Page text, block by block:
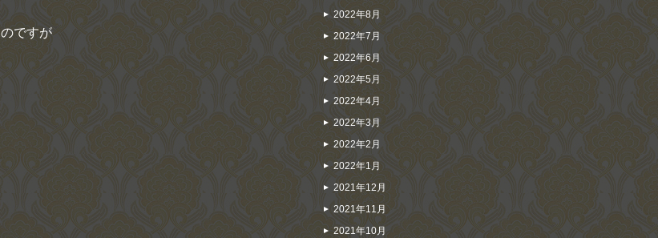
ですが
2022年8月
2022年7月
2022年6月
2022年5月
2022年4月
2022年3月
2022年2月
2022年1月
2021年12月
2021年11月
2021年10月